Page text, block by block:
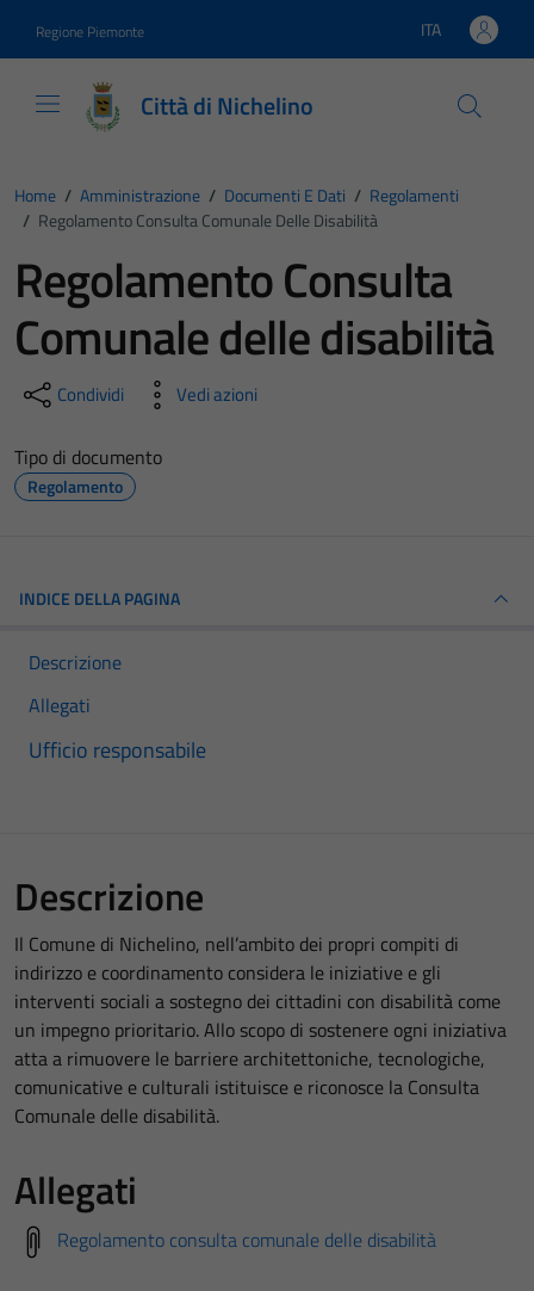
Regione Piemonte Lingua attiva:
ITA
Città di Nichelino
Home / Amministrazione / Documenti E Dati / Regolamenti
/ Regolamento Consulta Comunale Delle Disabilità
Regolamento Consulta
Comunale delle disabilità
Condividi Vedi azioni
Tipo di documento
Regolamento
INDICE DELLA PAGINA
Descrizione
Allegati
Ufficio responsabile
Descrizione
Il Comune di Nichelino, nell’ambito dei propri compiti di
indirizzo e coordinamento considera le iniziative e gli
interventi sociali a sostegno dei cittadini con disabilità come
un impegno prioritario. Allo scopo di sostenere ogni iniziativa
atta a rimuovere le barriere architettoniche, tecnologiche,
comunicative e culturali istituisce e riconosce la Consulta
Comunale delle disabilità.
Allegati
Regolamento consulta comunale delle disabilità